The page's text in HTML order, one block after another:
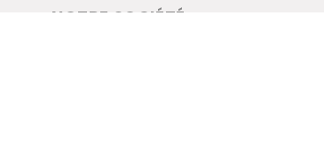
NOTRE SOCIÉTÉ